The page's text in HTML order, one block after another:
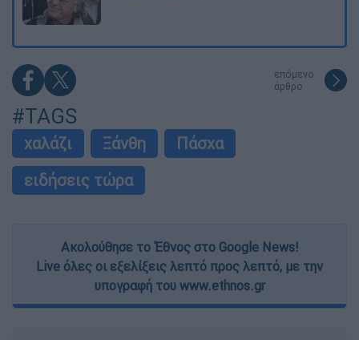
επόμενο
άρθρο
#TAGS
χαλάζι Ξάνθη
Πάσχα
ειδήσεις τώρα
Ακολούθησε το Έθνος στο Google News!
Live όλες οι εξελίξεις λεπτό προς λεπτό, με την
υπογραφή του www.ethnos.gr